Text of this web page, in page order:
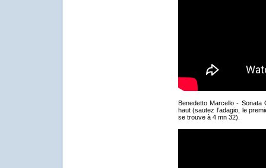
Benedetto Marcello -
haut (sautez l’adagio, le
se trouve à 4 mn 32).